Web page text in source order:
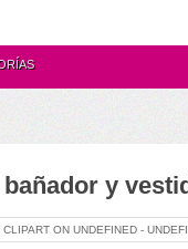
y
ON UNDEFINED -